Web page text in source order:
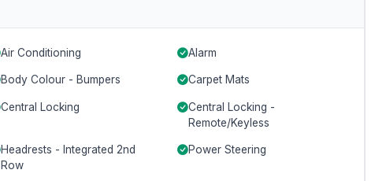
Air Conditioning Alarm
Body Colour - Bumpers Carpet Mats
Central Locking
Central Locking -
Remote/Keyless
Headrests - Integrated 2nd
Row
Power Steering